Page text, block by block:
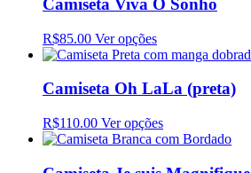
Camiseta Viva O Sonho
R$85.00 Ver opções
Camiseta Oh LaLa (preta)
R$110.00 Ver opções